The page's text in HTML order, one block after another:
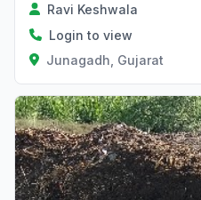
Ravi Keshwala
Login to view
Junagadh, Gujarat